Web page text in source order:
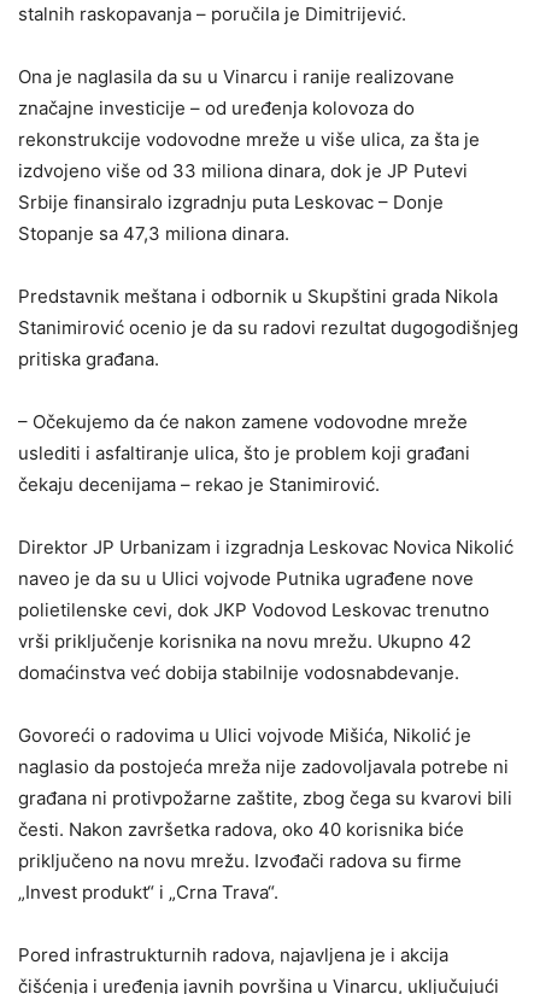
stalnih raskopavanja – poručila je Dimitrijević.
Ona je naglasila da su u Vinarcu i ranije realizovane
značajne investicije – od uređenja kolovoza do
rekonstrukcije vodovodne mreže u više ulica, za šta je
izdvojeno više od 33 miliona dinara, dok je JP Putevi
Srbije finansiralo izgradnju puta Leskovac – Donje
Stopanje sa 47,3 miliona dinara.
Predstavnik meštana i odbornik u Skupštini grada Nikola
Stanimirović ocenio je da su radovi rezultat dugogodišnjeg
pritiska građana.
– Očekujemo da će nakon zamene vodovodne mreže
uslediti i asfaltiranje ulica, što je problem koji građani
čekaju decenijama – rekao je Stanimirović.
Direktor JP Urbanizam i izgradnja Leskovac Novica Nikolić
naveo je da su u Ulici vojvode Putnika ugrađene nove
polietilenske cevi, dok JKP Vodovod Leskovac trenutno
vrši priključenje korisnika na novu mrežu. Ukupno 42
domaćinstva već dobija stabilnije vodosnabdevanje.
Govoreći o radovima u Ulici vojvode Mišića, Nikolić je
naglasio da postojeća mreža nije zadovoljavala potrebe ni
građana ni protivpožarne zaštite, zbog čega su kvarovi bili
česti. Nakon završetka radova, oko 40 korisnika biće
priključeno na novu mrežu. Izvođači radova su firme
„Invest produkt“ i „Crna Trava“.
Pored infrastrukturnih radova, najavljena je i akcija
čišćenja i uređenja javnih površina u Vinarcu, uključujući